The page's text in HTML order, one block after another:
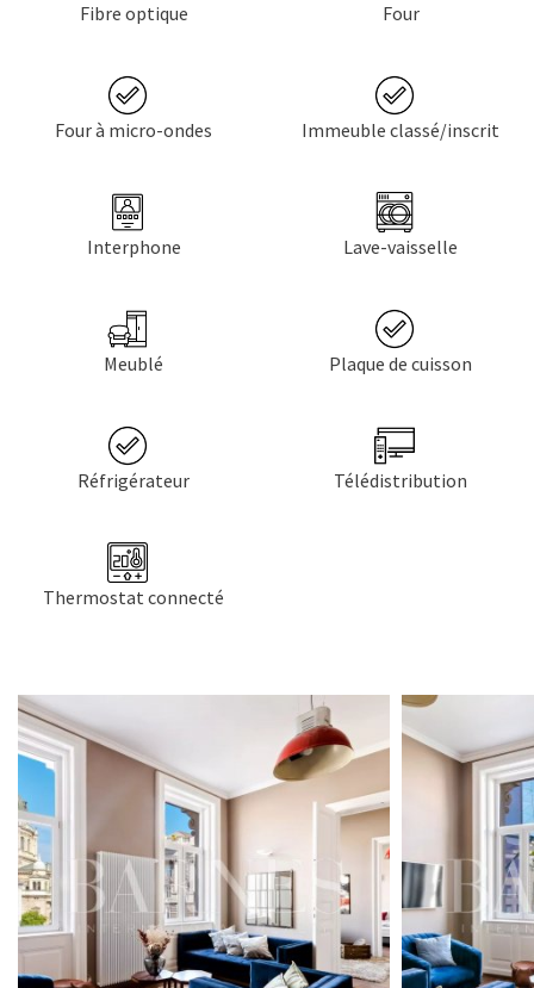
Fibre optique Four
Four à micro-ondes Immeuble classé/inscrit
Interphone Lave-vaisselle
Meublé Plaque de cuisson
Réfrigérateur Télédistribution
Thermostat connecté